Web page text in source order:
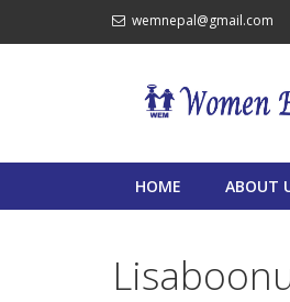
wemnepal@gmail.com
HOME ABOUT